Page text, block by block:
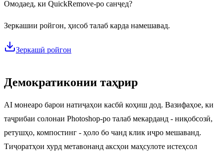
Омодаед, ки QuickRemove-ро санҷед?
Зеркашии ройгон, ҳисоб талаб карда намешавад.
Зеркашӣ ройгон
Демократиконии таҳрир
AI монеаро барои натиҷаҳои касбӣ коҳиш дод. Вазифаҳое, ки
таҷрибаи солонаи Photoshop-ро талаб мекарданд - ниқобсозӣ,
ретушҳо, компостинг - ҳоло бо чанд клик иҷро мешаванд.
Тиҷоратҳои хурд метавонанд аксҳои маҳсулоте истеҳсол